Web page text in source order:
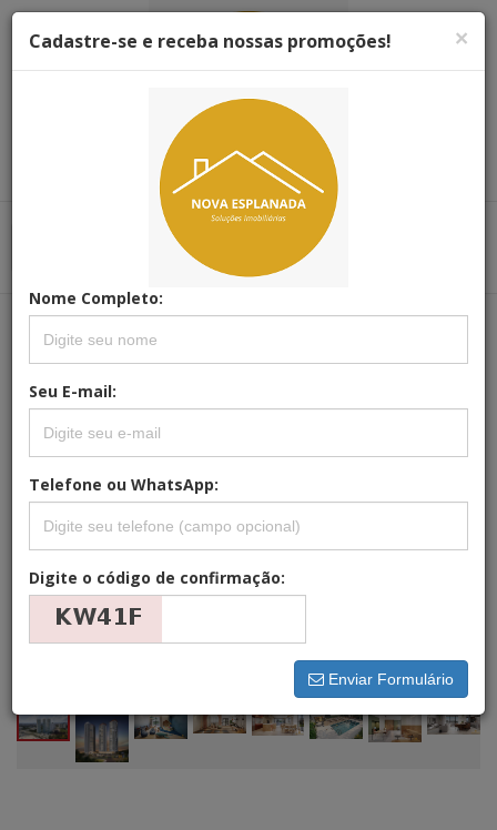
REFERÊNCIA: AP-0009
APARTAMENTO | SAINT REMY
×
Cadastre-se e receba nossas promoções!
Nome Completo:
Seu E-mail:
Telefone ou WhatsApp:
Digite o código de confirmação:
Enviar Formulário